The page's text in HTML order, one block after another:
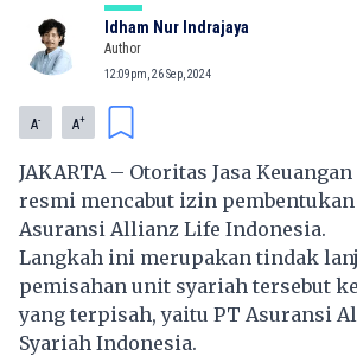
Idham Nur Indrajaya
Author
12:09pm, 26 Sep, 2024
A- A+
JAKARTA – Otoritas Jasa Keuangan
resmi mencabut izin
Asuransi Allianz Life Indonesia.
Langkah ini merupakan tindak
pemisahan unit syariah tersebut
yang terpisah, yaitu PT Asuransi
Syariah Indonesia.